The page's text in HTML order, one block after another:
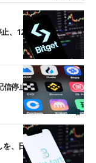
、12月末に強制決済
信停止──OKXやバイビ
、日本人利用者も対